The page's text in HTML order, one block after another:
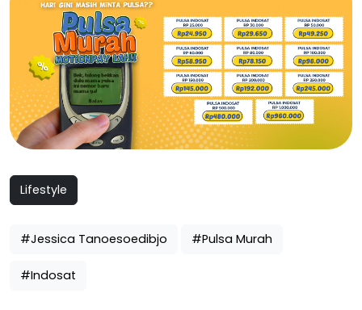
Lifestyle
#Jessica Tanoesoedibjo #Pulsa Murah
#Indosat